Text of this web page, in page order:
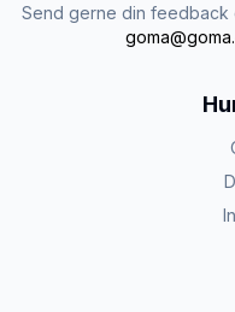
Send gerne din